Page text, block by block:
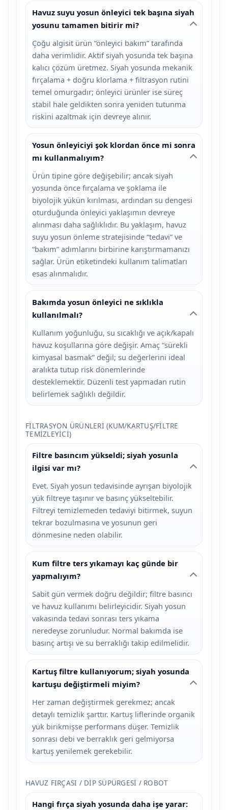
Havuz suyu yosun önleyici tek başına siyah
yosunu tamamen bitirir mi?
Çoğu algisit ürün “önleyici bakım” tarafında
daha verimlidir. Aktif siyah yosunda tek başına
kalıcı çözüm üretmez. Siyah yosunda mekanik
fırçalama + doğru klorlama + filtrasyon rutini
temel omurgadır; önleyici ürünler ise süreç
stabil hale geldikten sonra yeniden tutunma
riskini azaltmak için devreye alınır.
Yosun önleyiciyi şok klordan önce mi sonra
mı kullanmalıyım?
Ürün tipine göre değişebilir; ancak siyah
yosunda önce fırçalama ve şoklama ile
biyolojik yükün kırılması, ardından su dengesi
oturduğunda önleyici yaklaşımın devreye
alınması daha sağlıklıdır. Bu yaklaşım, havuz
suyu yosun önleme stratejisinde “tedavi” ve
“bakım” adımlarını birbirine karıştırmamanızı
sağlar. Ürün etiketindeki kullanım talimatları
esas alınmalıdır.
Bakımda yosun önleyici ne sıklıkla
kullanılmalı?
Kullanım yoğunluğu, su sıcaklığı ve açık/kapalı
havuz koşullarına göre değişir. Amaç “sürekli
kimyasal basmak” değil; su değerlerini ideal
aralıkta tutup risk dönemlerinde
desteklemektir. Düzenli test yapmadan rutin
belirlemek sağlıklı değildir.
FILTRASYON ÜRÜNLERI (KUM/KARTUŞ/FILTRE
TEMIZLEYICI)
Filtre basıncım yükseldi; siyah yosunla
ilgisi var mı?
Evet. Siyah yosun tedavisinde ayrışan biyolojik
yük filtreye taşınır ve basınç yükseltebilir.
Filtreyi temizlemeden tedaviyi bitirmek, suyun
tekrar bozulmasına ve yosunun geri
dönmesine neden olabilir.
Kum filtre ters yıkamayı kaç günde bir
yapmalıyım?
Sabit gün vermek doğru değildir; filtre basıncı
ve havuz kullanımı belirleyicidir. Siyah yosun
vakasında tedavi sonrası ters yıkama
neredeyse zorunludur. Normal bakımda ise
basınç artışı ve su berraklığı takip edilmelidir.
Kartuş filtre kullanıyorum; siyah yosunda
kartuşu değiştirmeli miyim?
Her zaman değiştirmek gerekmez; ancak
detaylı temizlik şarttır. Kartuş liflerinde organik
yük birikmişse performans düşer. Temizlik
sonrası debi ve berraklık geri gelmiyorsa
kartuş yenilemek gerekebilir.
HAVUZ FIRÇASI / DIP SÜPÜRGESI / ROBOT
Hangi fırça siyah yosunda daha işe yarar: